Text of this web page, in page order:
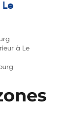
Le
à Le